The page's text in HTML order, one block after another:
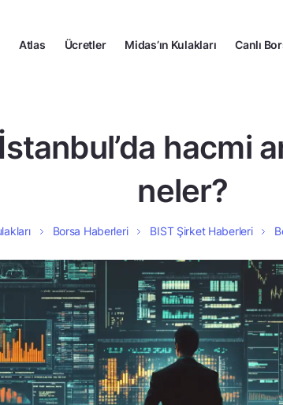
Atlas Ücretler Midas’ın Kulakları Canlı
hacmi
neler?
Borsa Haberleri BIST Şirket Haberleri